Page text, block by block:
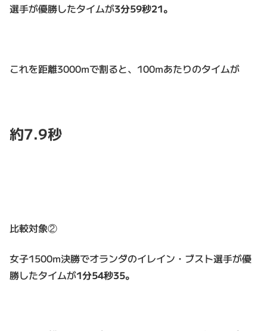
選手が優勝したタイムが3分59秒21。
これを距離3000mで割ると、100mあたりのタイムが
約7.9秒
比較対象②
女子1500m決勝でオランダのイレイン・ブスト選手が優
勝したタイムが1分54秒35。